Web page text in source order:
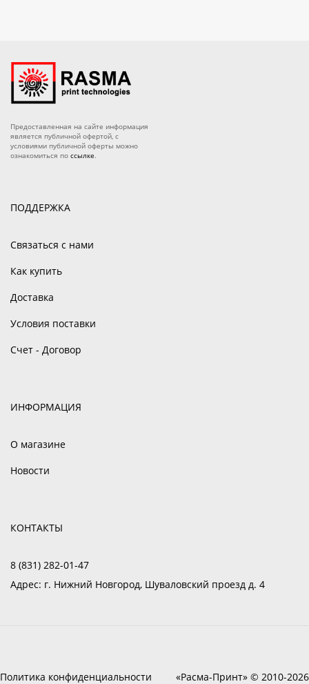
Предоставленная на сайте информация
является публичной офертой, с
условиями публичной оферты можно
ознакомиться по ссылке.
ПОДДЕРЖКА
Связаться с нами
Как купить
Доставка
Условия поставки
Счет - Договор
ИНФОРМАЦИЯ
О магазине
Новости
КОНТАКТЫ
8 (831) 282-01-47
Адрес: г. Нижний Новгород, Шуваловский проезд д. 4
Политика конфиденциальности «Расма-Принт» © 2010-2026